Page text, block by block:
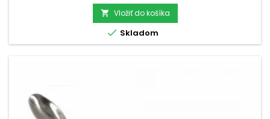
 Vložiť do košíka
 Skladom